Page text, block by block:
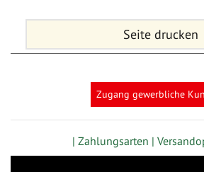
Seite drucken
Zugang gewerbliche
| Zahlungsarten |